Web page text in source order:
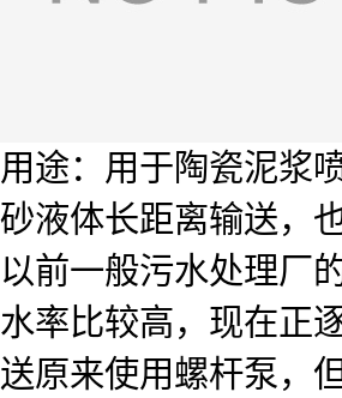
用途：用于陶瓷泥浆
砂液体长距离输送，
以前一般污水处理厂
水率比较高，现在正
送原来使用螺杆泵，